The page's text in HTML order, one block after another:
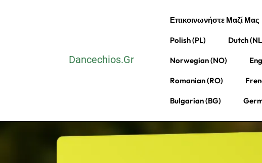
Dancechios.gr
Επικοινωνήστε Μαζί Μας
Polish (PL) Dutch
Norwegian (NO)
Romanian (RO)
Bulgarian (BG)